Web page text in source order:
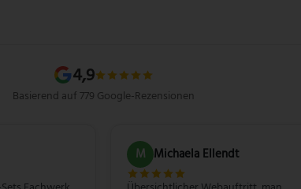
4,9
Basierend auf 779 Google-Rezensionen
M Michaela Ellendt